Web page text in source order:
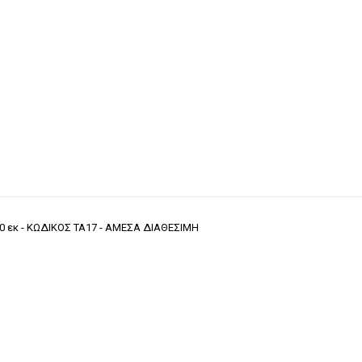
εκ - ΚΩΔΙΚΟΣ ΤΑ17 - ΑΜΕΣΑ ΔΙΑΘΕΣΙΜΗ